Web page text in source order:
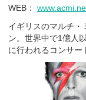
WEB：
イギリスのマルチ・
ン。世界中で1億人
に行われるコンサー